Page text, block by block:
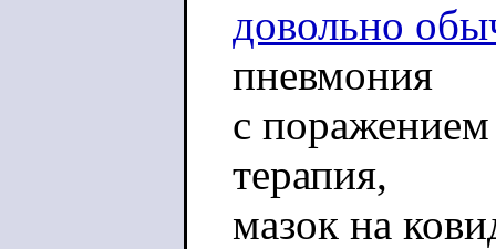
довольно
пневмония
с
терапия,
мазок на